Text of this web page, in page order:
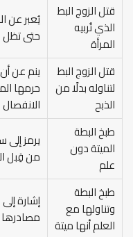
قتل الزوج البط
الذي تُربيه
المرأة
يُعبر عن
حتى تظل
قتل الزوج البط
لتناوله بدلًا من
الذبح
ينم عن
حرمها
طبخ البطة
الميتة دون
علم
يرمز إلى
من قِبل
طبخ البطة
وتناولها مع
العلم أنها ميتة
إشارة
مصادرها